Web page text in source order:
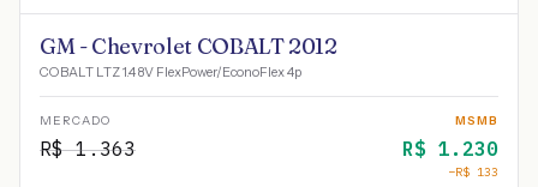
GM - Chevrolet COBALT 2012
COBALT LTZ 1.4 8V FlexPower/EconoFlex 4p
MERCADO
R$1.363
MSMB
R$ 1.230
−R$ 133